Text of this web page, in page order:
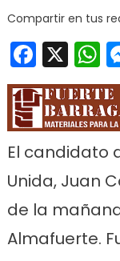
Compartir en tus
X
El candidato
Unida, Juan
de la
Almafuerte.